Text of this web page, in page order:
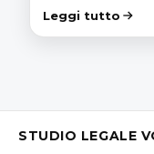
Leggi tutto
STUDIO LEGALE